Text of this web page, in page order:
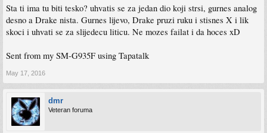
Sta ti ima tu biti tesko? uhvatis se za jedan dio koji strsi, gurnes analog
desno a Drake nista. Gurnes lijevo, Drake pruzi ruku i stisnes X i lik
skoci i uhvati se za slijedecu liticu. Ne mozes failat i da hoces xD
Sent from my SM-G935F using Tapatalk
May 17, 2016
dmr
Veteran foruma